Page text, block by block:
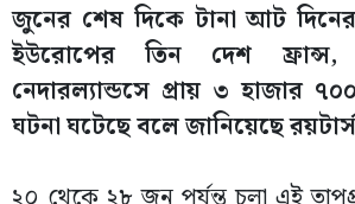
জুনের শেষ দিকে টানা আট দিনের
ইউরোপের তিন দেশ
নেদারল্যান্ডসে প্রায় ৩ হাজার
ঘটনা ঘটেছে বলে জানিয়েছে